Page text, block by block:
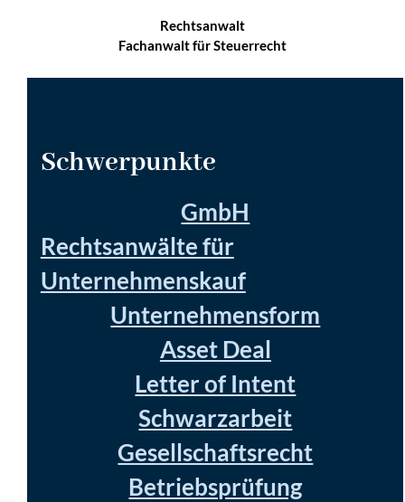
Rechtsanwalt
Fachanwalt für Steuerrecht
Schwerpunkte
GmbH
Rechtsanwälte für
Unternehmenskauf
Unternehmensform
Asset Deal
Letter of Intent
Schwarzarbeit
Gesellschaftsrecht
Betriebsprüfung